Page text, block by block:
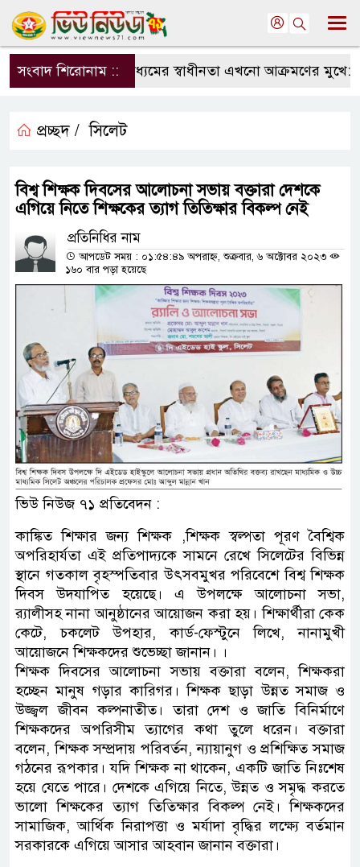
সংবাদ শিরোনাম ::
সংবাদমাধ্যমের স্বাধীনতা এখনো আক্রমণের মুখে:
প্রচ্ছদ / সিলেট
বিশ্ব শিক্ষক দিবসের আলোচনা সভায় বক্তারা দেশকে
এগিয়ে নিতে শিক্ষকের ত্যাগ তিতিক্ষার বিকল্প নেই
প্রতিনিধির নাম
আপডেট সময় : ০১:৫৪:৪৯ অপরাহ্ন, শুক্রবার, ৬ অক্টোবর ২০২৩
১৬০ বার পড়া হয়েছে
ভিউ নিউজ ৭১ প্রতিবেদন :
কাঙ্কিত শিক্ষার জন্য শিক্ষক ,শিক্ষক স্বল্পতা পূরণ বৈশ্বিক
অপরিহার্যতা এই প্রতিপাদ্যকে সামনে রেখে সিলেটের বিভিন্ন
স্থানে গতকাল বৃহস্পতিবার উৎসবমুখর পরিবেশে বিশ্ব শিক্ষক
দিবস উদযাপিত হয়েছে। এ উপলক্ষে আলোচনা সভা,
র‌্যালীসহ নানা আনুষ্ঠানের আয়োজন করা হয়। শিক্ষার্থীরা কেক
কেটে, চকলেট উপহার, কার্ড-ফেস্টুনে লিখে, নানামুখী
আয়োজনে শিক্ষকদের শুভেচ্ছা জানান। ।
শিক্ষক দিবসের আলোচনা সভায় বক্তারা বলেন, শিক্ষকরা
হচ্ছেন মানুষ গড়ার কারিগর। শিক্ষক ছাড়া উন্নত সমাজ ও
উজ্জ্বল জীবন কল্পনাতীত। তারা দেশ ও জাতি বিনির্মাণে
শিক্ষকদের অপরিসীম ত্যাগের কথা তুলে ধরেন। বক্তারা
বলেন, শিক্ষক সম্প্রদায় পরিবর্তন, ন্যায়ানুগ ও প্রশিক্ষিত সমাজ
গঠনের রূপকার। যদি শিক্ষক না থাকেন, একটি জাতি নিঃশেষ
হয়ে যেতে পারে। দেশকে এগিয়ে নিতে, উন্নত ও সমৃদ্ধ করতে
ভালো শিক্ষকের ত্যাগ তিতিক্ষার বিকল্প নেই। শিক্ষকদের
সামাজিক, আর্থিক নিরাপত্তা ও মর্যাদা বৃদ্ধির লক্ষ্যে বর্তমান
সরকারকে এগিয়ে আসার আহবান জানান বক্তারা।